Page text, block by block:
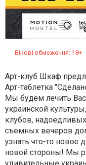
Вікові обмеження: 18+
Арт-клуб Шкаф
Арт-таблетка
Мы будем лечить
украинской
клубов,
съемных вечеров
узнать что-то новое
новой стороны! Мы